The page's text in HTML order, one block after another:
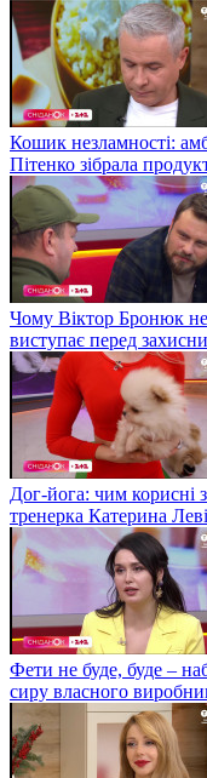
Кошик незламності:
Пітенко зібрала
Чому Віктор Бронюк не
виступає перед
Дог-йога: чим корисні
тренерка Катерина
Фети не буде, буде –
сиру власного